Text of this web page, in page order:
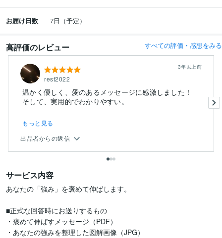
お届け日数 7日（予定）
高評価のレビュー すべての評価・感想をみる
rest2022
3年以上前
温かく優しく、愛のあるメッセージに感激しました！
もっと見る
出品者からの返信
サービス内容
あなたの「強み」を褒めて伸ばします。
■正式な回答時にお送りするもの
・褒めて伸ばすメッセージ（PDF）
・あなたの強みを整理した図解画像（JPG）